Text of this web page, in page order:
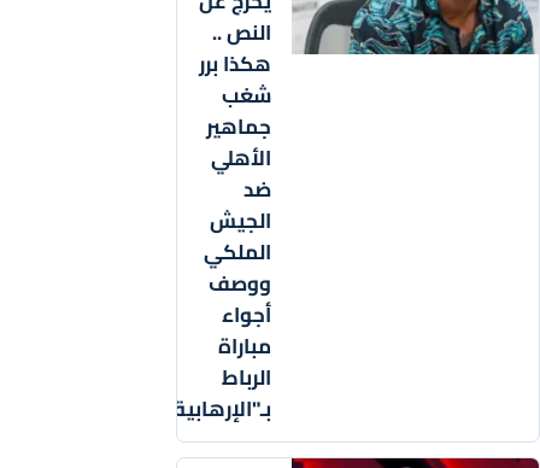
النص ..
هكذا برر
شغب
جماهير
الأهلي
ضد
الجيش
الملكي
ووصف
أجواء
مباراة
الرباط
بـ"الإرهابية"